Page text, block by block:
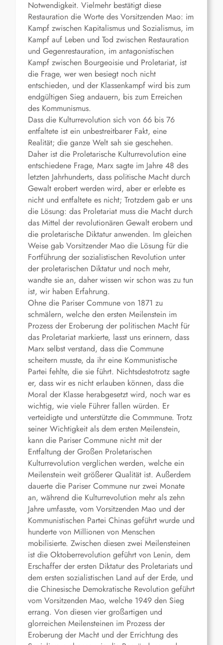
Notwendigkeit. Vielmehr bestätigt diese
Restauration die Worte des Vorsitzenden Mao: im
Kampf zwischen Kapitalismus und Sozialismus, im
Kampf auf Leben und Tod zwischen Restauration
und Gegenrestauration, im antagonistischen
Kampf zwischen Bourgeoisie und Proletariat, ist
die Frage, wer wen besiegt noch nicht
entschieden, und der Klassenkampf wird bis zum
endgültigen Sieg andauern, bis zum Erreichen
des Kommunismus.
Dass die Kulturrevolution sich von 66 bis 76
entfaltete ist ein unbestreitbarer Fakt, eine
Realität; die ganze Welt sah sie geschehen.
Daher ist die Proletarische Kulturrevolution eine
entschiedene Frage, Marx sagte im Jahre 48 des
letzten Jahrhunderts, dass politische Macht durch
Gewalt erobert werden wird, aber er erlebte es
nicht und entfaltete es nicht; Trotzdem gab er uns
die Lösung: das Proletariat muss die Macht durch
das Mittel der revolutionären Gewalt erobern und
die proletarische Diktatur anwenden. Im gleichen
Weise gab Vorsitzender Mao die Lösung für die
Fortführung der sozialistischen Revolution unter
der proletarischen Diktatur und noch mehr,
wandte sie an, daher wissen wir schon was zu tun
ist, wir haben Erfahrung.
Ohne die Pariser Commune von 1871 zu
schmälern, welche den ersten Meilenstein im
Prozess der Eroberung der politischen Macht für
das Proletariat markierte, lasst uns erinnern, dass
Marx selbst verstand, dass die Commune
scheitern musste, da ihr eine Kommunistische
Partei fehlte, die sie führt. Nichtsdestotrotz sagte
er, dass wir es nicht erlauben können, dass die
Moral der Klasse herabgesetzt wird, noch war es
wichtig, wie viele Führer fallen würden. Er
verteidigte und unterstützte die Commmune. Trotz
seiner Wichtigkeit als dem ersten Meilenstein,
kann die Pariser Commune nicht mit der
Entfaltung der Großen Proletarischen
Kulturrevolution verglichen werden, welche ein
Meilenstein weit größerer Qualität ist. Außerdem
dauerte die Pariser Commune nur zwei Monate
an, während die Kulturrevolution mehr als zehn
Jahre umfasste, vom Vorsitzenden Mao und der
Kommunistischen Partei Chinas geführt wurde und
hunderte von Millionen von Menschen
mobilisierte. Zwischen diesen zwei Meilensteinen
ist die Oktoberrevolution geführt von Lenin, dem
Erschaffer der ersten Diktatur des Proletariats und
dem ersten sozialistischen Land auf der Erde, und
die Chinesische Demokratische Revolution geführt
vom Vorsitzenden Mao, welche 1949 den Sieg
errang. Von diesen vier großartigen und
glorreichen Meilensteinen im Prozess der
Eroberung der Macht und der Errichtung des